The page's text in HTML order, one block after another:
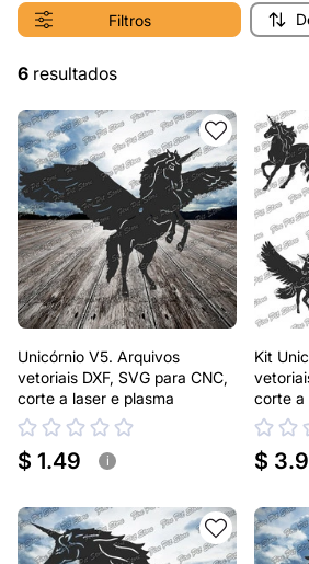
Filtros
6 resultados
Unicórnio V5. Arquivos
vetoriais DXF, SVG para CNC,
corte a laser e plasma
$ 1.49 i
Kit
corte a
$